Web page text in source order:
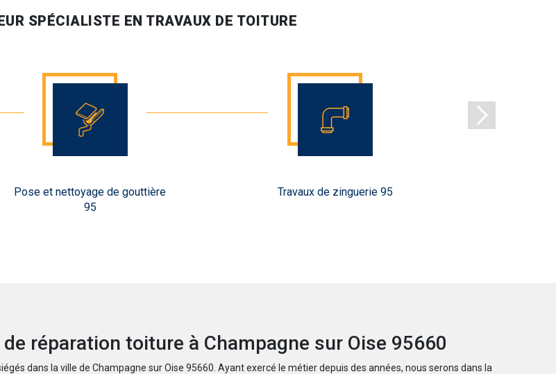
SPÉCIALISTE EN TRAVAUX DE TOITURE
Pose et nettoyage de gouttière
95
Travaux de zinguerie 95
réparation toiture à Champagne sur Oise 95660
dans la ville de Champagne sur Oise 95660. Ayant exercé le métier depuis des années, nous serons dans la